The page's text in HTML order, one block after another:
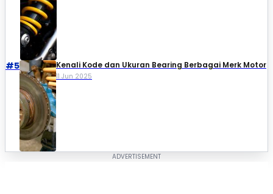
#5 Kenali Kode dan Ukuran Bearing Berbagai Merk Motor
11 Jun 2025